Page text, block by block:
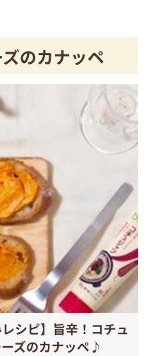
のカナッペ
シピ】旨辛！コチュ
ズのカナッペ♪